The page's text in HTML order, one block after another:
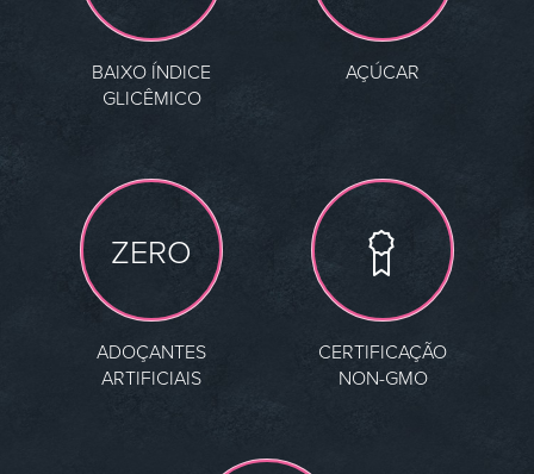
BAIXO ÍNDICE
GLICÊMICO
AÇÚCAR
ZERO
ADOÇANTES
ARTIFICIAIS
CERTIFICAÇÃO
NON-GMO